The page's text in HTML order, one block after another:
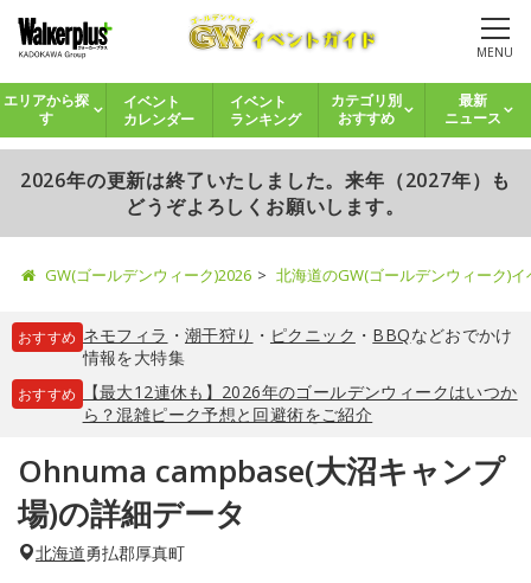
MENU
エリアから探
す
イベント
カレンダー
イベント
ランキング
カテゴリ別
おすすめ
最新
ニュース
2026年の更新は終了いたしました。来年（2027年）も
どうぞよろしくお願いします。
GW(ゴールデンウィーク)2026 北海道のGW(ゴールデンウィーク)
おすすめ ネモフィラ ・ 潮干狩り ・ ピクニック ・ BBQなどおでかけ
情報を大特集
おすすめ
【最大12連休も】2026年のゴールデンウィークはいつか
ら？混雑ピーク予想と回避術をご紹介
Ohnuma campbase(大沼キャンプ
場)の詳細データ
北海道勇払郡厚真町